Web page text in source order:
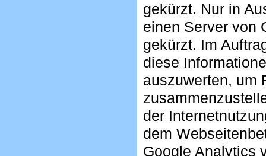
gekürzt. Nur in
einen Server von
gekürzt. Im
diese
auszuwerten, um
der
dem
Google Analytics